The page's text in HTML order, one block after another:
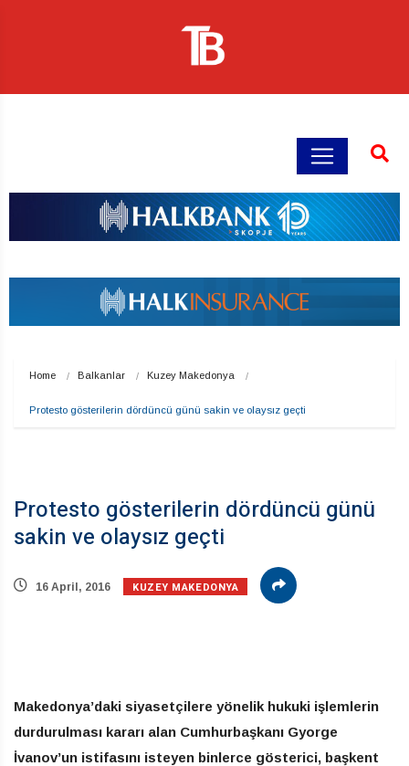
Home Balkanlar Kuzey Makedonya
Protesto gösterilerin dördüncü günü sakin ve olaysız geçti
Protesto gösterilerin dördüncü günü
sakin ve olaysız geçti
16 April, 2016 KUZEY MAKEDONYA
Makedonya’daki siyasetçilere yönelik hukuki işlemlerin
durdurulması kararı alan Cumhurbaşkanı Gyorge
İvanov’un istifasını isteyen binlerce gösterici, başkent